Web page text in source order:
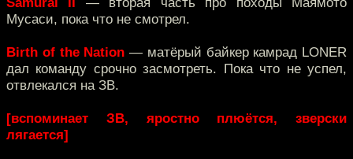
Мусаси, пока что не смотрел.
Birth of the Nation — матёрый байкер камрад LONER
дал команду срочно засмотреть. Пока что не успел,
отвлекался на ЗВ.
[вспоминает ЗВ, яростно плюётся, зверски
лягается]